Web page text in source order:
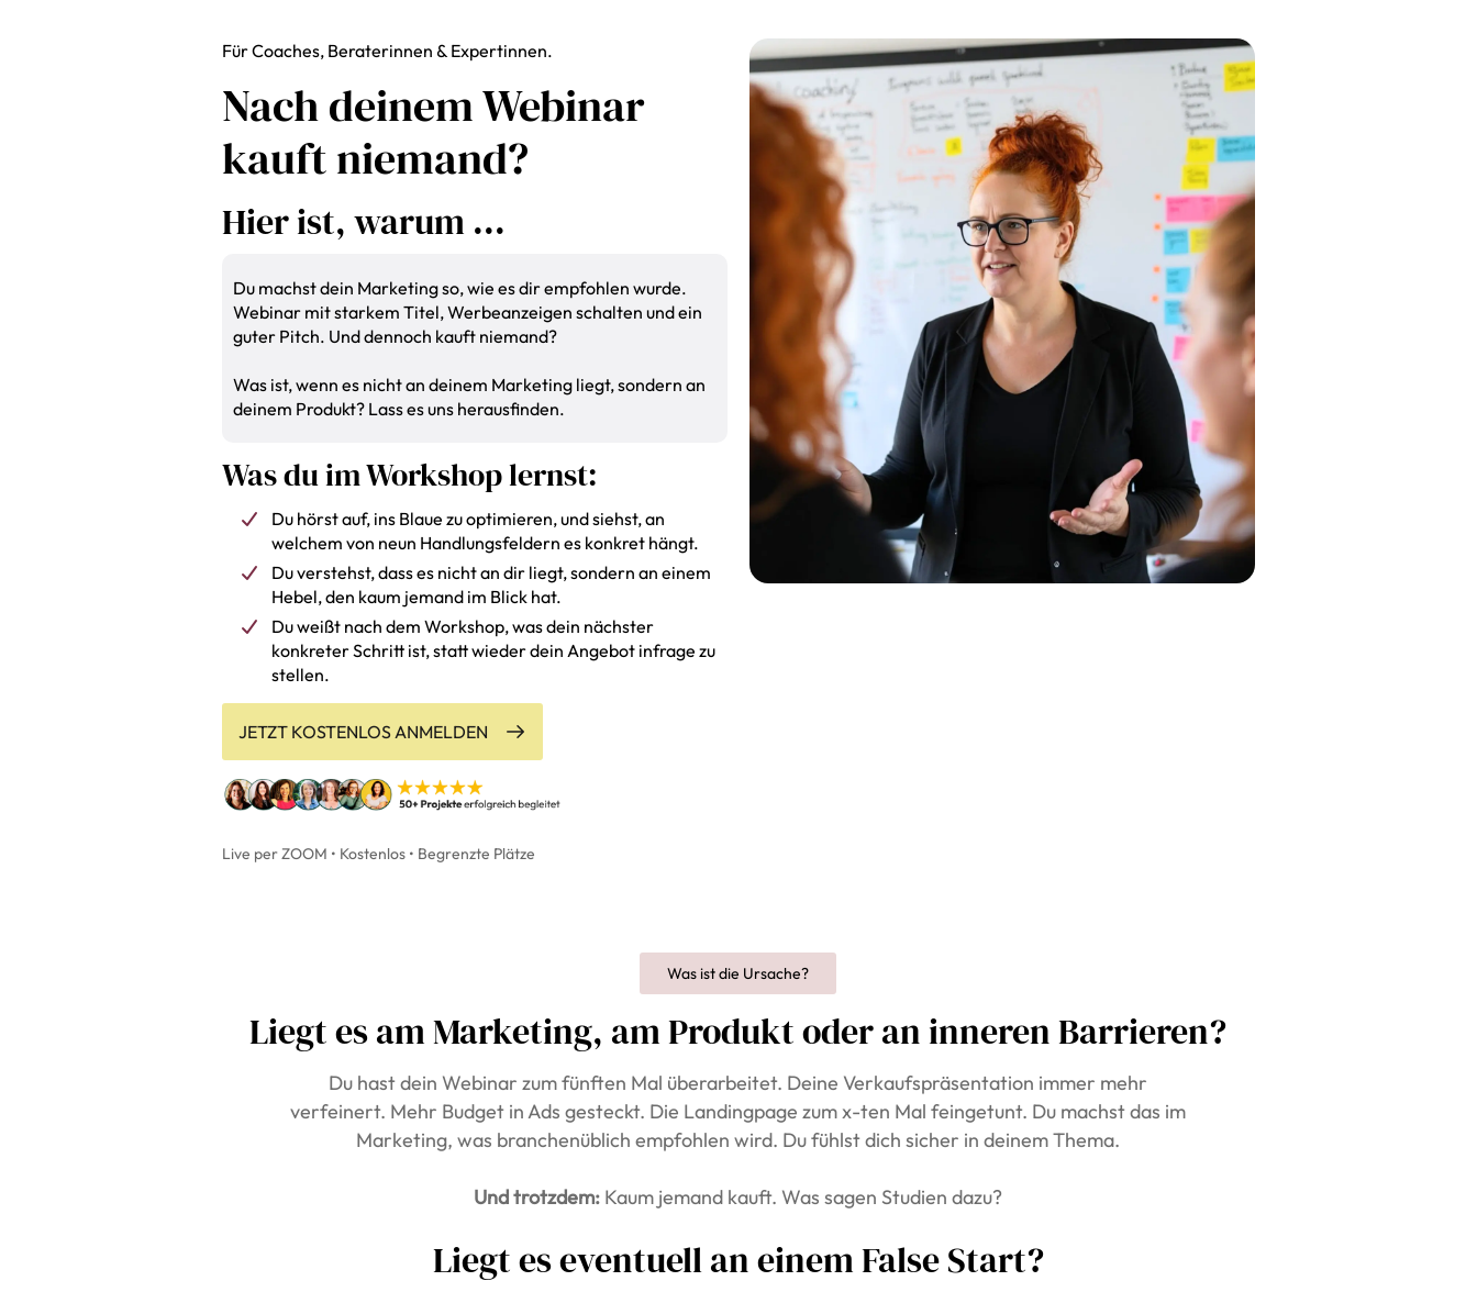
Für Coaches, Beraterinnen & Expertinnen.
Nach deinem Webinar
kauft niemand?
Hier ist, warum ...
Du machst dein Marketing so, wie es dir empfohlen wurde.
Webinar mit starkem Titel, Werbeanzeigen schalten und ein
guter Pitch. Und dennoch kauft niemand?
Was ist, wenn es nicht an deinem Marketing liegt, sondern an
deinem Produkt? Lass es uns herausfinden.
Was du im Workshop lernst:
Du hörst auf, ins Blaue zu optimieren, und siehst, an
welchem von neun Handlungsfeldern es konkret hängt.
Du verstehst, dass es nicht an dir liegt, sondern an einem
Hebel, den kaum jemand im Blick hat.
Du weißt nach dem Workshop, was dein nächster
konkreter Schritt ist, statt wieder dein Angebot infrage zu
stellen.
JETZT KOSTENLOS ANMELDEN
Live per ZOOM • Kostenlos • Begrenzte Plätze
Was ist die Ursache?
Liegt es am Marketing, am Produkt oder an inneren Barrieren?
Du hast dein Webinar zum fünften Mal überarbeitet. Deine Verkaufspräsentation immer mehr
verfeinert. Mehr Budget in Ads gesteckt. Die Landingpage zum x-ten Mal feingetunt. Du machst das im
Marketing, was branchenüblich empfohlen wird. Du fühlst dich sicher in deinem Thema.
Und trotzdem: Kaum jemand kauft. Was sagen Studien dazu?
Liegt es eventuell an einem False Start?